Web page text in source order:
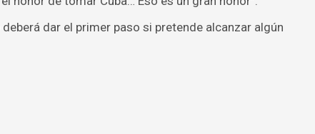
dar el primer paso si pretende alcanzar algún